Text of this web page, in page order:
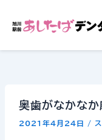
奥歯がなかなか
2021年4月24日 /